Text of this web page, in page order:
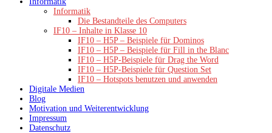
Informatik
Die Bestandteile des Computers
IF10 – Inhalte in Klasse 10
IF10 – H5P – Beispiele für Dominos
IF10 – H5P – Beispiele für Fill in the Blanc
IF10 – H5P-Beispiele für Drag the Word
IF10 – H5P-Beispiele für Question Set
IF10 – Hotspots benutzen und anwenden
Digitale Medien
Blog
Motivation und Weiterentwicklung
Impressum
Datenschutz